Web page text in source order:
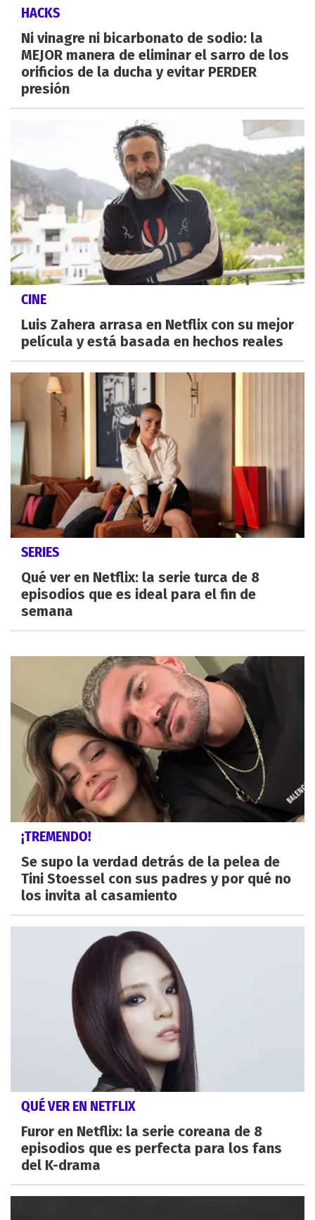
HACKS
Ni vinagre ni bicarbonato de sodio: la
MEJOR manera de eliminar el sarro de los
orificios de la ducha y evitar PERDER
presión
CINE
Luis Zahera arrasa en Netflix con su mejor
película y está basada en hechos reales
SERIES
Qué ver en Netflix: la serie turca de 8
episodios que es ideal para el fin de
semana
¡TREMENDO!
Se supo la verdad detrás de la pelea de
Tini Stoessel con sus padres y por qué no
los invita al casamiento
QUÉ VER EN NETFLIX
Furor en Netflix: la serie coreana de 8
episodios que es perfecta para los fans
del K-drama